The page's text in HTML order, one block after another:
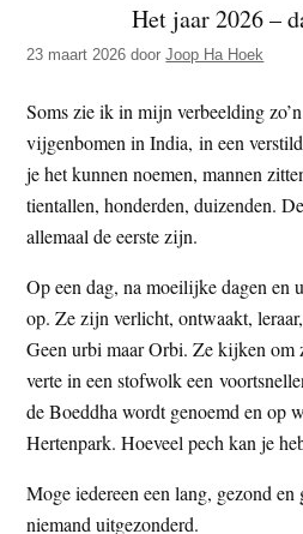
z
e
s
i
t
e
e
d
e
z
e
s
t
e
Het jaar 2026 –
23 maart 2026 doorJoop Ha Hoek
Soms zie ik in mijn verbeelding
vijgenbomen in India, in een
je het kunnen noemen, mannen
tientallen, honderden, duizenden.
allemaal de eerste zijn.
Op een dag, na moeilijke dagen en
op. Ze zijn verlicht, ontwaakt,
Geen urbi maar Orbi. Ze kijken om
verte in een stofwolk een
de Boeddha wordt genoemd en op
Hertenpark. Hoeveel pech kan je
Moge iedereen een lang, gezond
niemand uitgezonderd.